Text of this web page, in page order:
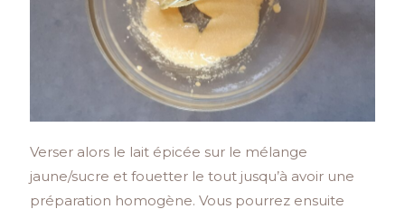
Verser alors le lait épicée sur le mélange
jaune/sucre et fouetter le tout jusqu’à avoir une
préparation homogène. Vous pourrez ensuite